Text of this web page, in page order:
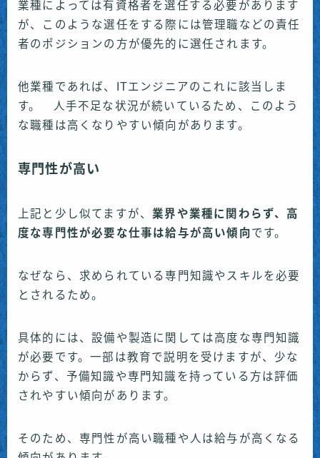
業種によっては有資格者を選任する必要があります
が、このような選任をする際には管理職などの責任
者のポジションの方が優先的に選任されます。
他業種であれば、ITエンジニアのこれに該当しま
す。 人手不足な状況が続いているため、このよう
な職種は高くなりやすい傾向があります。
専門性が高い
上記と少し似てますが、業界や業種に関わらず、高
度な専門性が必要な仕事は給与が高い傾向です。
なぜなら、求められている専門知識やスキルを必要
とされるため。
具体的には、設備や製造に関しては高度な専門知識
が必要です。一部は教育で説明を受けますが、少な
からず、予備知識や専門知識を持っている方は評価
されやすい傾向があります。
そのため、専門性が高い職種や人は給与が高くなる